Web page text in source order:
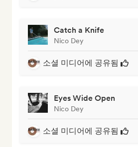
Catch a Knife
Nico Dey
소셜 미디어에 공유됨
Eyes Wide Open
Nico Dey
소셜 미디어에 공유됨